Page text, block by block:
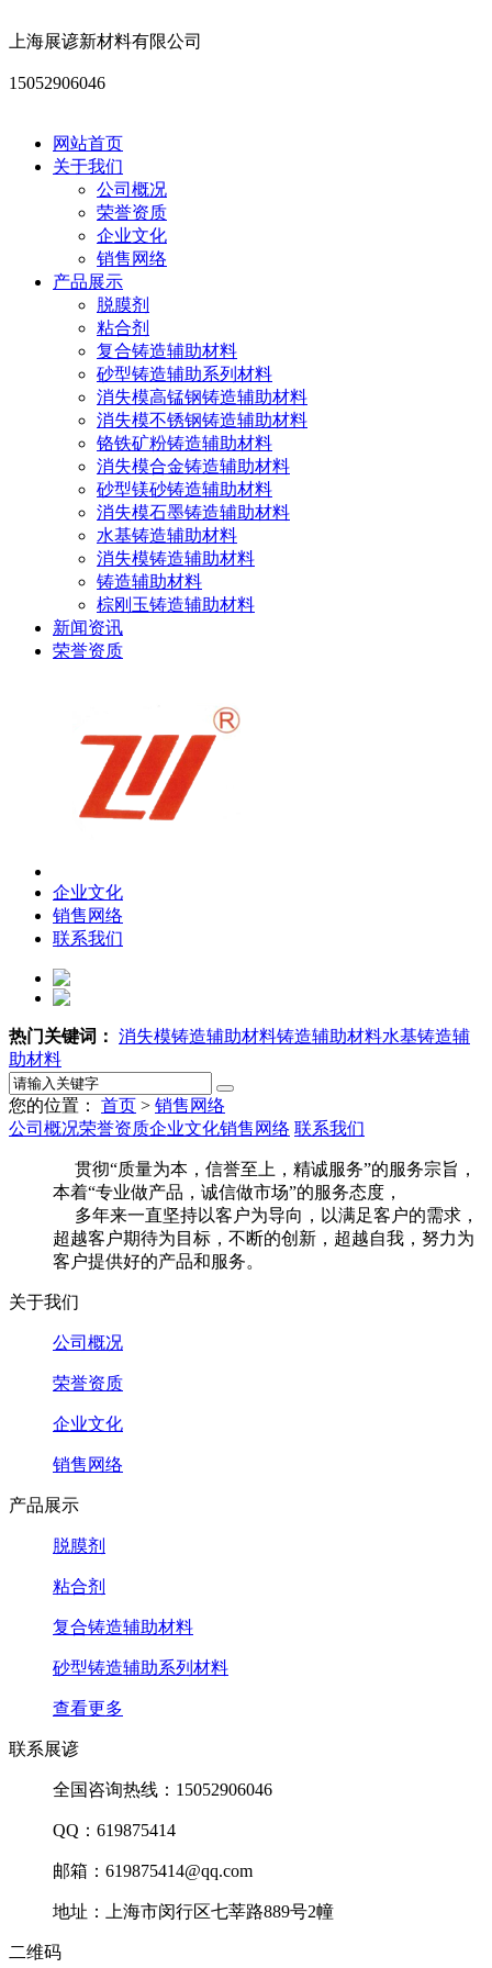
上海展谚新材料有限公司
15052906046
网站首页
关于我们
公司概况
荣誉资质
企业文化
销售网络
产品展示
脱膜剂
粘合剂
复合铸造辅助材料
砂型铸造辅助系列材料
消失模高锰钢铸造辅助材料
消失模不锈钢铸造辅助材料
铬铁矿粉铸造辅助材料
消失模合金铸造辅助材料
砂型镁砂铸造辅助材料
消失模石墨铸造辅助材料
水基铸造辅助材料
消失模铸造辅助材料
铸造辅助材料
棕刚玉铸造辅助材料
新闻资讯
荣誉资质
企业文化
销售网络
联系我们
热门关键词： 消失模铸造辅助材料铸造辅助材料水基铸造辅
助材料
您的位置： 首页 > 销售网络
公司概况荣誉资质企业文化销售网络 联系我们
贯彻“质量为本，信誉至上，精诚服务”的服务宗旨，
本着“专业做产品，诚信做市场”的服务态度，
多年来一直坚持以客户为导向，以满足客户的需求，
超越客户期待为目标，不断的创新，超越自我，努力为
客户提供好的产品和服务。
关于我们
公司概况
荣誉资质
企业文化
销售网络
产品展示
脱膜剂
粘合剂
复合铸造辅助材料
砂型铸造辅助系列材料
查看更多
联系展谚
全国咨询热线：15052906046
QQ：619875414
邮箱：619875414@qq.com
地址：上海市闵行区七莘路889号2幢
二维码